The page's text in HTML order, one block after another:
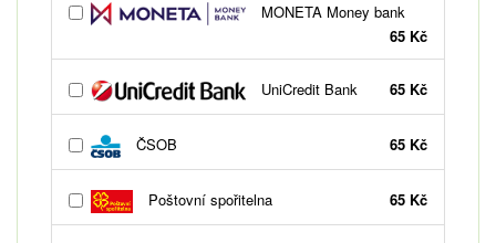
MONETA Money bank
65 Kč
UniCredit Bank 65 Kč
ČSOB 65 Kč
Poštovní spořitelna 65 Kč